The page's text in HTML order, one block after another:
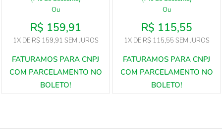
Ou
R$ 159,91
1XDE R$ 159,91 SEM JUROS
Ou
R$ 115,55
1XDE R$ 115,55 SEM JUROS